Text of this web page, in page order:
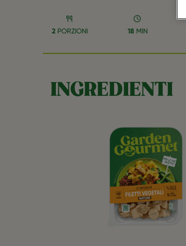
2 PORZIONI 18 MIN
INGREDIENTI